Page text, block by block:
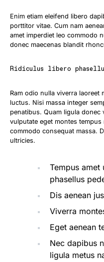
Enim etiam eleifend libero
porttitor vitae. Cum nam
amet imperdiet leo commodo
donec maecenas blandit
Ridiculus libero
Ram odio nulla viverra laoreet
luctus. Nisi massa integer
penatibus. Quam ligula donec
vulputate eget montes tempus
commodo consequat massa.
ultricies.
Tempus amet
phasellus
Dis aenean
Viverra
Eget aenean
Nec dapibus
ligula metus